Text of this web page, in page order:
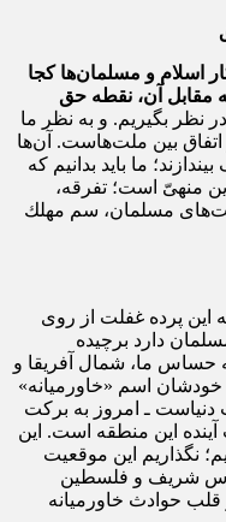
اسلام و مسلمان‌ها كجا
مقابل آن، نقطه‌ حق
در نظر بگیریم. و به نظر ما
بین ملت‌هاست. آن‌ها
ما باید بدانیم كه
منهىّ است؛ تفرقه،
مسلمان، سم مهلك
پرده‌ غفلت از روى
دارد برچیده
حساس ما، شمال آفریقا و
خودشان اسم «خاورمیانه»
ـ امروز به بركت
این منطقه است. این
نگذاریم این موقعیت
شریف و فلسطین
قلب حوادث خاورمیانه